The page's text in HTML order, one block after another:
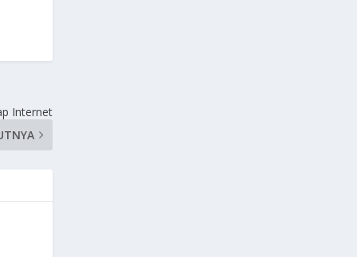
Internet